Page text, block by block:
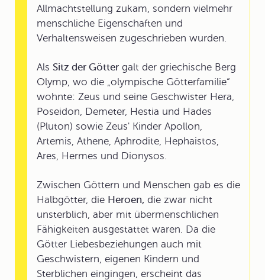
Allmachtstellung zukam, sondern vielmehr
menschliche Eigenschaften und
Verhaltensweisen zugeschrieben wurden.
Als Sitz der Götter galt der griechische Berg
Olymp, wo die „olympische Götterfamilie“
wohnte: Zeus und seine Geschwister Hera,
Poseidon, Demeter, Hestia und Hades
(Pluton) sowie Zeus' Kinder Apollon,
Artemis, Athene, Aphrodite, Hephaistos,
Ares, Hermes und Dionysos.
Zwischen Göttern und Menschen gab es die
Halbgötter, die Heroen, die zwar nicht
unsterblich, aber mit übermenschlichen
Fähigkeiten ausgestattet waren. Da die
Götter Liebesbeziehungen auch mit
Geschwistern, eigenen Kindern und
Sterblichen eingingen, erscheint das